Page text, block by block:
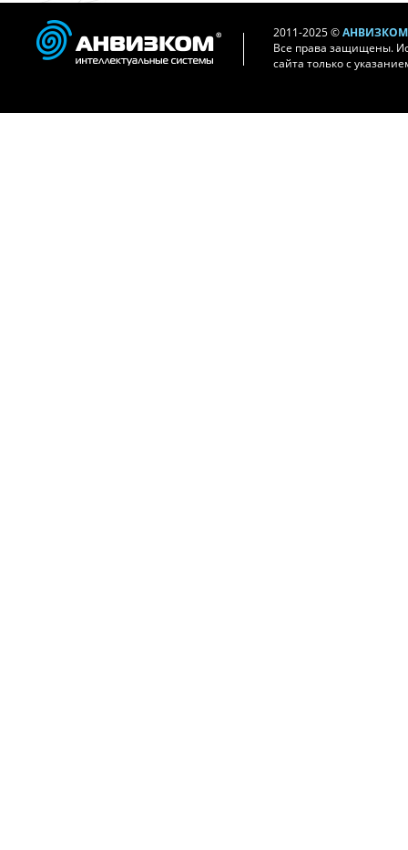
2011-2025 ©
Все права защищены.
сайта только с